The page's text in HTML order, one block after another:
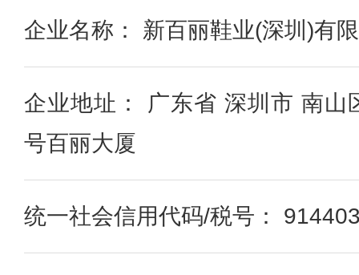
企业名称： 新百丽鞋业(深圳)有
企业地址： 广东省 深圳市 南山
号百丽大厦
统一社会信用代码/税号：